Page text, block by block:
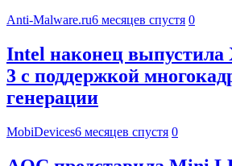
Anti-Malware.ru6 месяцев спустя 0
Intel наконец выпустила
3 с поддержкой
генерации
MobiDevices6 месяцев спустя 0